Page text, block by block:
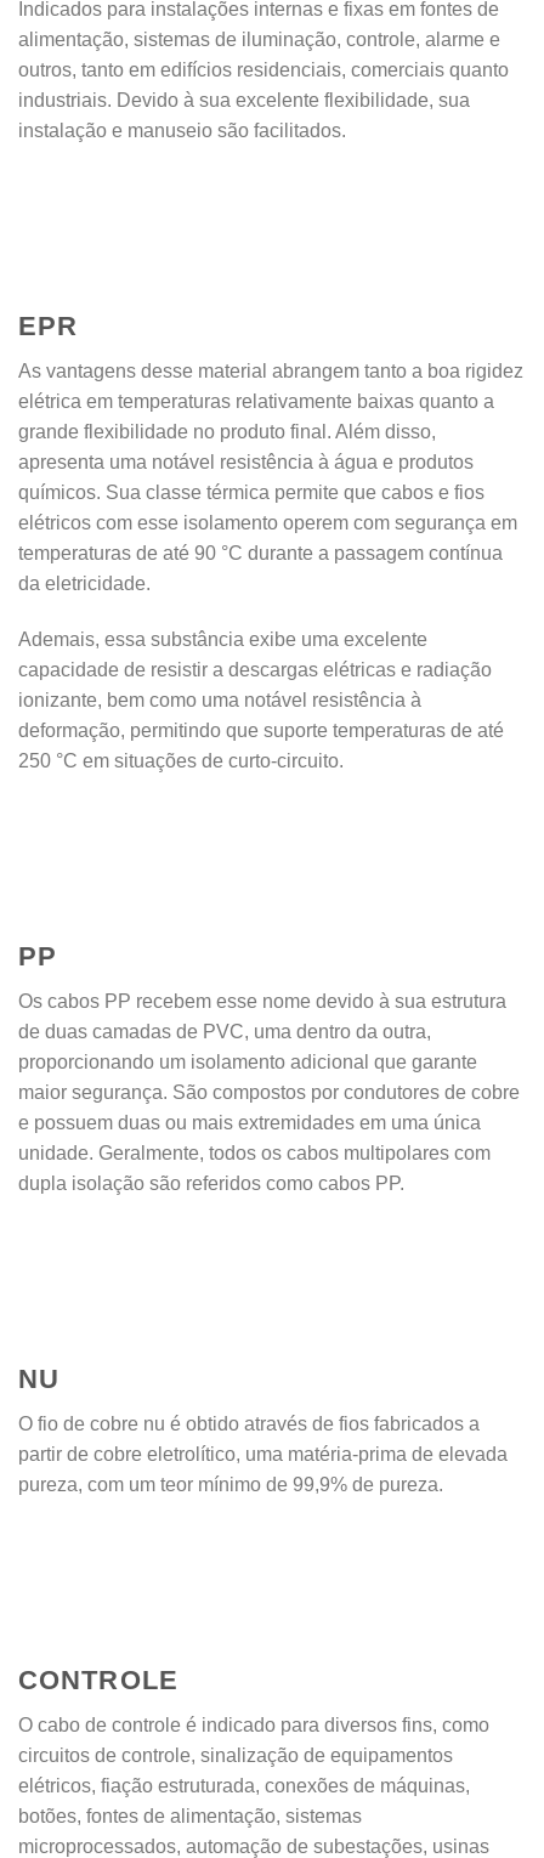
Indicados para instalações internas e fixas em fontes de
alimentação, sistemas de iluminação, controle, alarme e
outros, tanto em edifícios residenciais, comerciais quanto
industriais. Devido à sua excelente flexibilidade, sua
instalação e manuseio são facilitados.
EPR
As vantagens desse material abrangem tanto a boa rigidez
elétrica em temperaturas relativamente baixas quanto a
grande flexibilidade no produto final. Além disso,
apresenta uma notável resistência à água e produtos
químicos. Sua classe térmica permite que cabos e fios
elétricos com esse isolamento operem com segurança em
temperaturas de até 90 °C durante a passagem contínua
da eletricidade.
Ademais, essa substância exibe uma excelente
capacidade de resistir a descargas elétricas e radiação
ionizante, bem como uma notável resistência à
deformação, permitindo que suporte temperaturas de até
250 °C em situações de curto-circuito.
PP
Os cabos PP recebem esse nome devido à sua estrutura
de duas camadas de PVC, uma dentro da outra,
proporcionando um isolamento adicional que garante
maior segurança. São compostos por condutores de cobre
e possuem duas ou mais extremidades em uma única
unidade. Geralmente, todos os cabos multipolares com
dupla isolação são referidos como cabos PP.
NU
O fio de cobre nu é obtido através de fios fabricados a
partir de cobre eletrolítico, uma matéria-prima de elevada
pureza, com um teor mínimo de 99,9% de pureza.
CONTROLE
O cabo de controle é indicado para diversos fins, como
circuitos de controle, sinalização de equipamentos
elétricos, fiação estruturada, conexões de máquinas,
botões, fontes de alimentação, sistemas
microprocessados, automação de subestações, usinas